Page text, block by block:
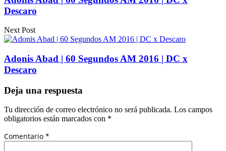
Descaro
Next Post
Adonis Abad | 60 Segundos AM 2016 | DC x
Descaro
Deja una respuesta
Tu dirección de correo electrónico no será publicada. Los campos
obligatorios están marcados con *
Comentario *